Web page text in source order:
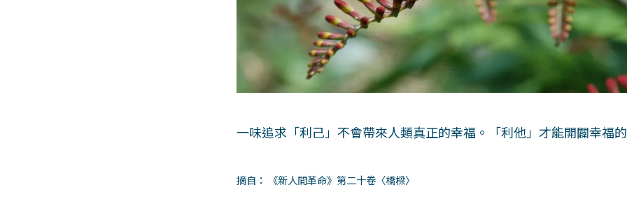
一味追求「利己」不會帶來人類真正的幸福。「利他」才能開闢幸福
摘自： 《新人間革命》第二十卷〈橋樑〉